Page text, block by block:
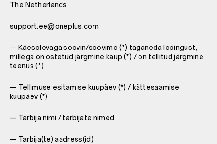
The Netherlands
support.ee@oneplus.com
— Käesolevaga soovin/soovime (*) taganeda lepingust,
millega on ostetud järgmine kaup (*) / on tellitud järgmine
teenus (*)
— Tellimuse esitamise kuupäev (*) / kättesaamise
kuupäev (*)
— Tarbija nimi / tarbijate nimed
— Tarbija(te) aadress(id)